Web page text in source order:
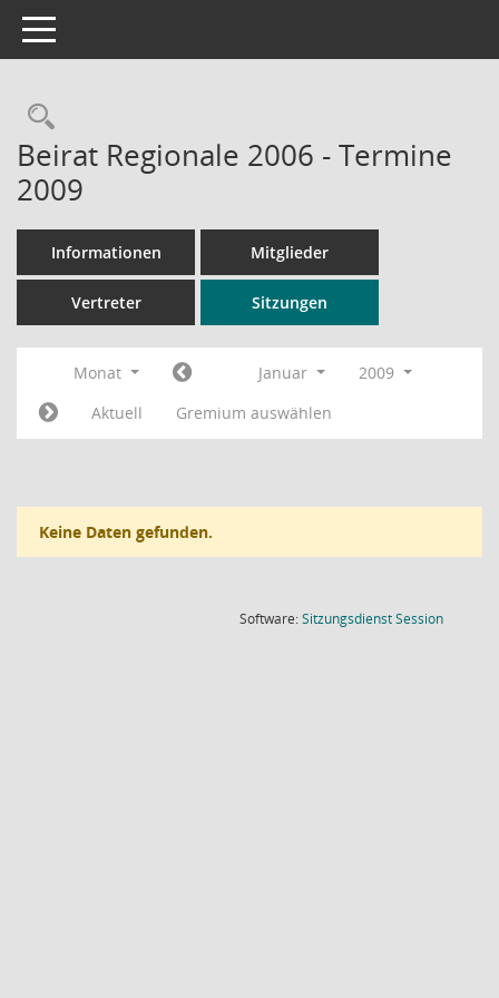
Toggle navigation
Rechercheauswahl
Beirat Regionale 2006 - Termine
2009
Informationen Mitglieder
Vertreter Sitzungen
Monat Januar
2009
Aktuell
Gremium auswählen
Keine Daten gefunden.
Software:SitzungsdienstSession(Wird in